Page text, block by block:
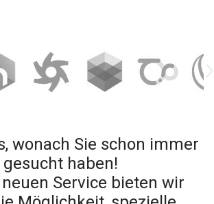
wonach Sie schon immer
gesucht haben!
Service bieten wir